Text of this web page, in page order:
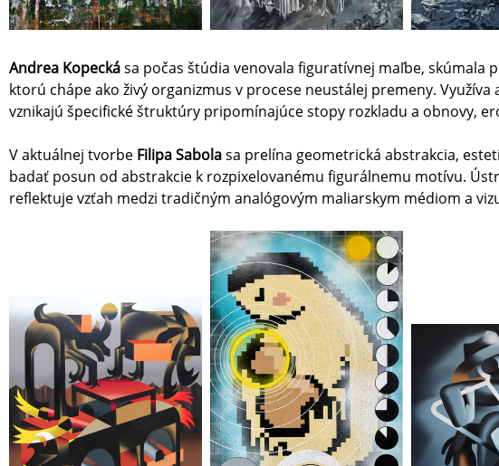
Andrea Kopeckása počas štúdia venovala figuratívnej maľbe,
ktorú chápe ako živý organizmus v procese neustálej premeny.
vznikajú špecifické štruktúry pripomínajúce stopy rozkladu a obnovy,
V aktuálnej tvorbe Filipa Sabolasa prelína geometrická abstrakcia,
badať posun od abstrakcie k rozpixelovanému figurálnemu motívu.
reflektuje vzťah medzi tradičným analógovým maliarskym médiom a